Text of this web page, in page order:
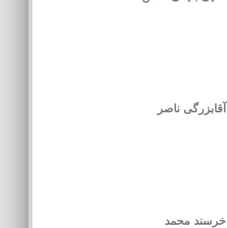
آقابزرگی ناصر
خرسند محمد